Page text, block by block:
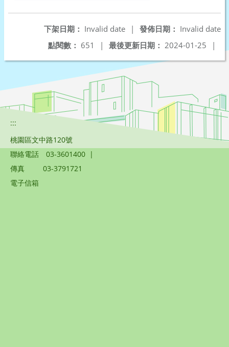
發佈日期： Invalid date
下架日期： Invalid date
|
最後更新日期： 2024-01-25 |
點閱數： 651 |
:::
桃園區文中路120號
聯絡電話
03-3601400 |
傳真
03-3791721
電子信箱